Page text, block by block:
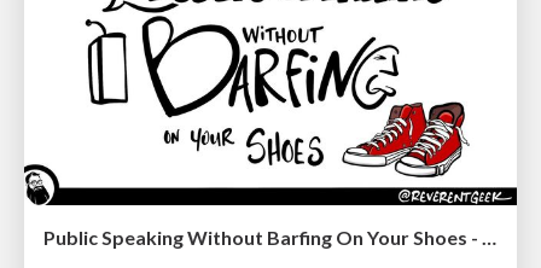
Public Speaking Without Barfing On Your Shoes - THAT 2023